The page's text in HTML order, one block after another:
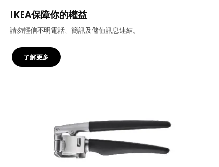
IKEA保障你的權益
請勿輕信不明電話、簡訊及儲值訊息連結。
了解更多